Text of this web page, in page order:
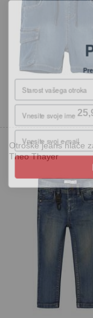
Otroške jeans hlače
Theo Thayer